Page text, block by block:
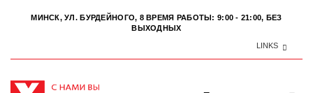
МИНСК, УЛ. БУРДЕЙНОГО, 8 ВРЕМЯ РАБОТЫ: 9:00 - 21:00, БЕЗ
ВЫХОДНЫХ
LINKS